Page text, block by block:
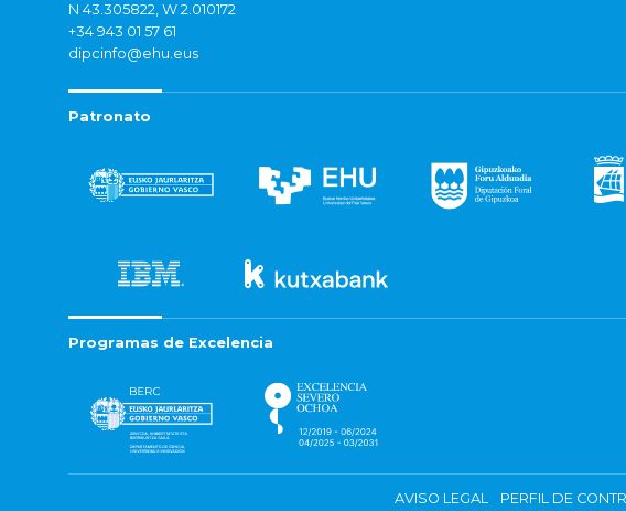
N 43.305822, W 2.010172
+34 943 01 57 61
dipcinfo@ehu.eus
Patronato
Programas de Excelencia
AVISO LEGAL PERFIL DE